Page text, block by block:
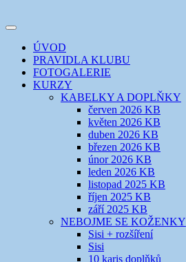
k
webuEVIKLUB
šicí klub
Toggle
navigation
ÚVOD
PRAVIDLA KLUBU
FOTOGALERIE
KURZY
KABELKY A DOPLŇKY
červen 2026 KB
květen 2026 KB
duben 2026 KB
březen 2026 KB
únor 2026 KB
leden 2026 KB
listopad 2025 KB
říjen 2025 KB
září 2025 KB
NEBOJME SE KOŽENKY
Sisi + rozšíření
Sisi
10 karis doplňků